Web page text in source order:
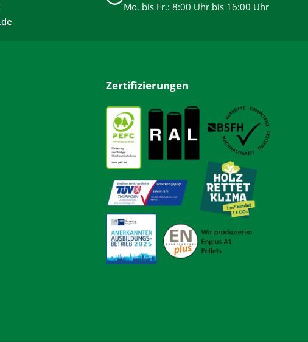
Mo. bis Fr.: 8:00 Uhr bis 16:00 Uhr
Zertifizierungen